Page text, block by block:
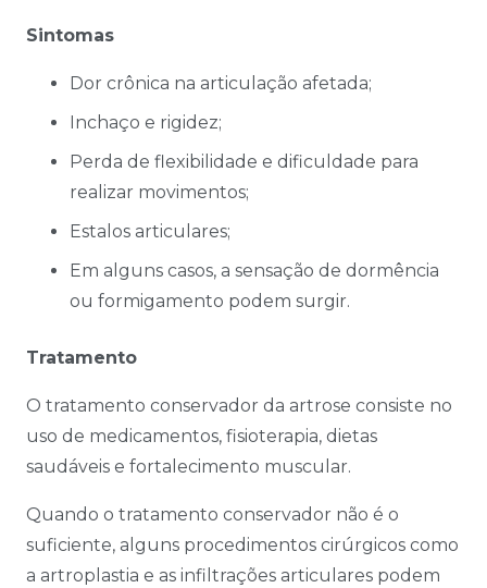
Sintomas
Dor crônica na articulação afetada;
Inchaço e rigidez;
Perda de flexibilidade e dificuldade para
realizar movimentos;
Estalos articulares;
Em alguns casos, a sensação de dormência
ou formigamento podem surgir.
Tratamento
O tratamento conservador da artrose consiste no
uso de medicamentos, fisioterapia, dietas
saudáveis e fortalecimento muscular.
Quando o tratamento conservador não é o
suficiente, alguns procedimentos cirúrgicos como
a artroplastia e as infiltrações articulares podem